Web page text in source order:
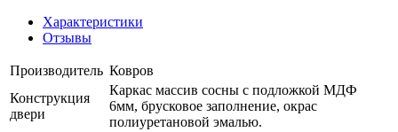
Характеристики
Отзывы
Производитель Ковров
Конструкция
двери
Каркас массив сосны с подложкой МДФ
6мм, брусковое заполнение, окрас
полиуретановой эмалью.